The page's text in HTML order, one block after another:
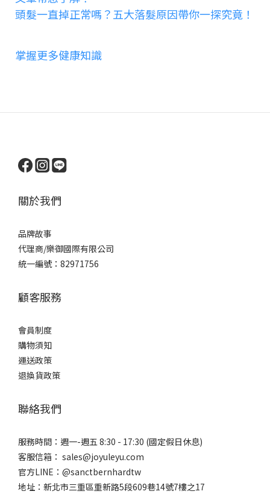
頭髮一直掉正常嗎？五大落髮原因帶你一探究竟！
掌握更多健康知識
關於我們
品牌故事
代理商/樂御國際有限公司
統一編號：82971756
顧客服務
會員制度
購物須知
運送政策
退換貨政策
聯絡我們
服務時間：週一-週五 8:30 - 17:30 (國定假日休息)
客服信箱： sales@joyuleyu.com
官方LINE：@sanctbernhardtw
地址：新北市三重區重新路5段609巷14號7樓之17